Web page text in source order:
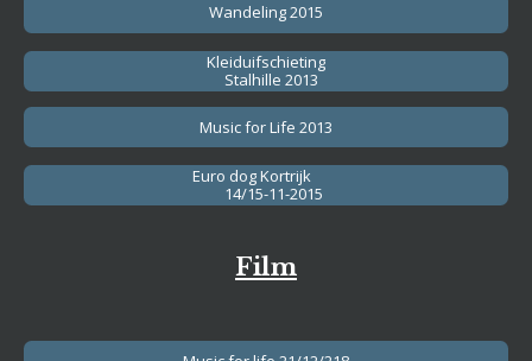
Wandeling 2015
Kleiduifschieting
Stalhille 2013
Music for Life 2013
Euro dog Kortrijk
14/15-11-2015
Film